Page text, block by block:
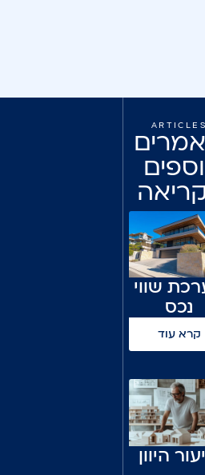
ARTICLES
שווי
נכס
קרא עוד
היוון